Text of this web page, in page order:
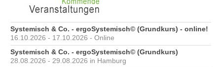
Systemisch & Co. - ergoSystemisch© (Grundkurs) - online!
16.10.2026 - 17.10.2026 - Online
Systemisch & Co. - ergoSystemisch© (Grundkurs)
28.08.2026 - 29.08.2026 in Hamburg